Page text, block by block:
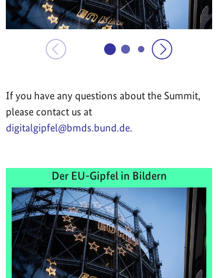
If you have any questions about the Summit,
please contact us at
digitalgipfel@bmds.bund.de.
Der EU-Gipfel in Bildern